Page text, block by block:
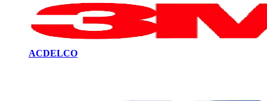
ACDELCO